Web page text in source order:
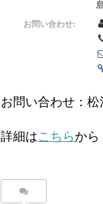
お問い合わせ:
お問い合わせ：
詳細はこちらから